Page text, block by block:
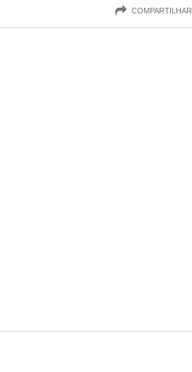
COMPARTILHAR